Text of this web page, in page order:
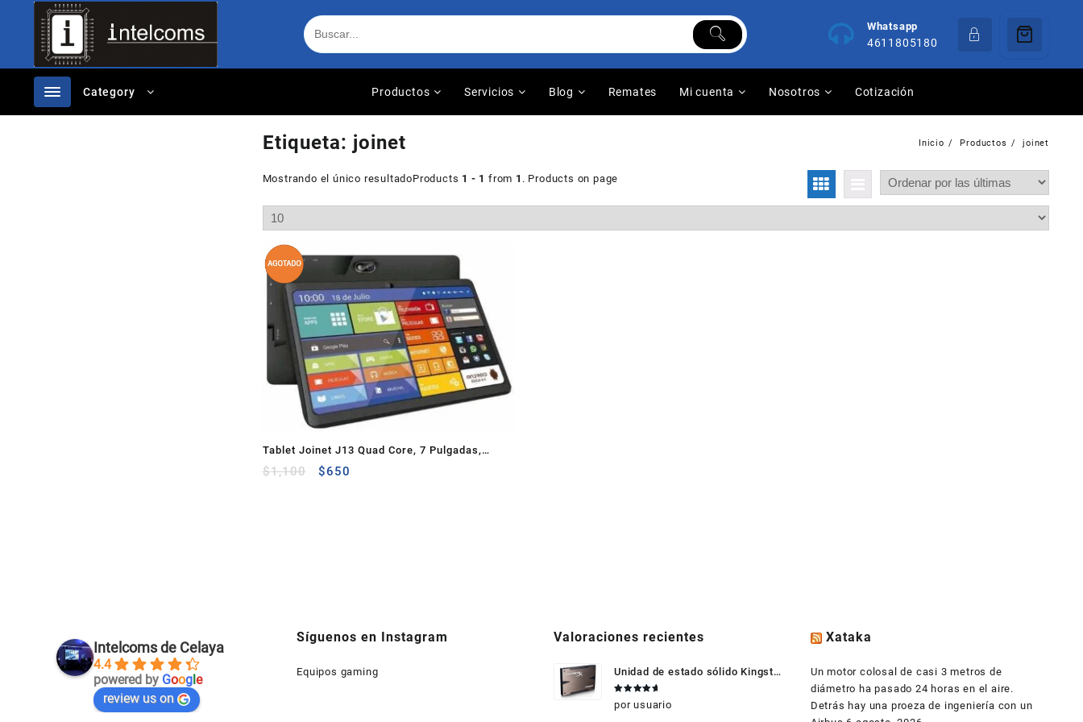
contenido
Whatsapp
4611805180
Category Productos Servicios Blog Remates Mi cuenta Nosotros Cotización
Etiqueta: joinet Inicio Productos joinet
Mostrando el único resultadoProducts 1 - 1 from 1 . Products on page
Tablet Joinet J13 Quad Core, 7 Pulgadas,
1.5Ghz, 8Gb de memoria interna, 1Gb ddr3,
$1,100 $650
Intelcoms de Celaya
4.4
powered by Google
review us on
Síguenos en Instagram
Equipos gaming
Valoraciones recientes
Unidad de estado sólido Kingston
HyperX 3K 240GB
en5 de 5
por usuario
Xataka
Un motor colosal de casi 3 metros de
diámetro ha pasado 24 horas en el aire.
Detrás hay una proeza de ingeniería con un